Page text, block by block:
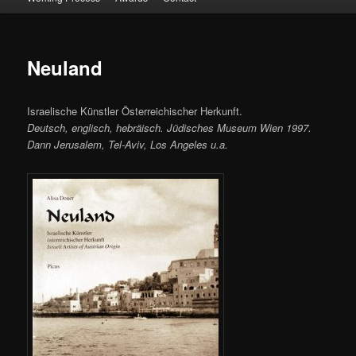
Neuland
Israelische Künstler Österreichischer Herkunft.
Deutsch, englisch, hebräisch. Jüdisches Museum Wien 1997.
Dann Jerusalem, Tel-Aviv, Los Angeles u.a.